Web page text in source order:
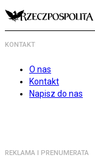
KONTAKT
O nas
Kontakt
Napisz do nas
REKLAMA I PRENUMERATA